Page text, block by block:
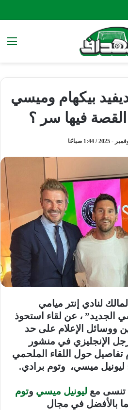
بيكهام وميسي
فيها سر ؟
لنادي إنتر ميامي
الجديد” ، عن لقاء استحوذ
ووسائل الإعلام على حد
الإنجليزي في منشور
حول اللقاء الملحمي
ليونيل ميسي، وتوم برادي.
تنسى مع ليونيل ميسي وتوم
بالأفضل في مجال